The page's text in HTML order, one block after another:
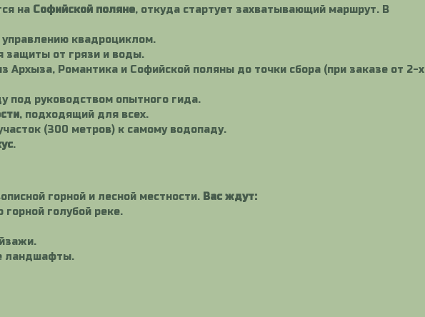
на Софийской поляне, откуда стартует захватывающий маршрут. В
управлению квадроциклом.
защиты от грязи и воды.
Архыза, Романтика и Софийской поляны до точки сбора (при заказе от 2-х
под руководством опытного гида.
, подходящий для всех.
(300 метров) к самому водопаду.
.
горной и лесной местности. Вас ждут:
голубой реке.
ландшафты.